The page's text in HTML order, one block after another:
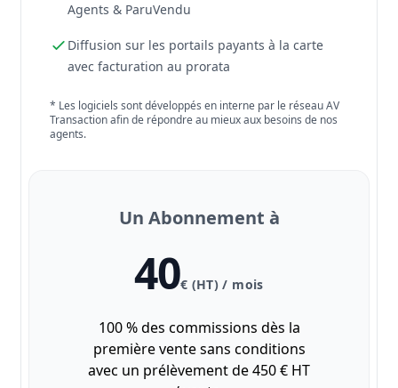
Agents & ParuVendu
Diffusion sur les portails payants à la carte
avec facturation au prorata
* Les logiciels sont développés en interne par le réseau AV
Transaction afin de répondre au mieux aux besoins de nos
agents.
Un Abonnement à
40€ (HT) / mois
100 % des commissions dès la
première vente sans conditions
avec un prélèvement de 450 € HT